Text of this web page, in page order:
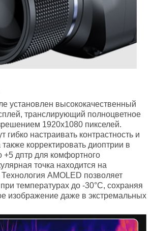
установлен высококачественный
транслирующий полноцветное
1920х1080 пикселей.
гибко настраивать контрастность и
корректировать диоптрии в
+5 дптр для комфортного
точка находится на
AMOLED позволяет
температурах до -30°C, сохраняя
изображение даже в экстремальных